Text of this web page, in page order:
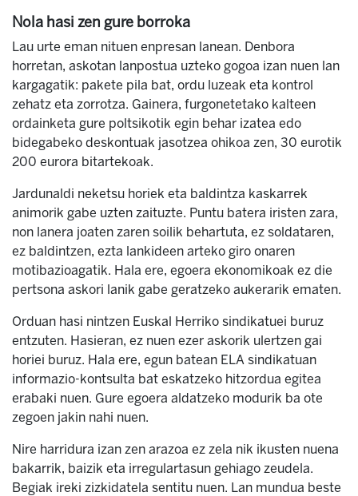
Nola hasi zen gure borroka
Lau urte eman nituen enpresan lanean. Denbora
horretan, askotan lanpostua uzteko gogoa izan nuen lan
kargagatik: pakete pila bat, ordu luzeak eta kontrol
zehatz eta zorrotza. Gainera, furgonetetako kalteen
ordainketa gure poltsikotik egin behar izatea edo
bidegabeko deskontuak jasotzea ohikoa zen, 30 eurotik
200 eurora bitartekoak.
Jardunaldi neketsu horiek eta baldintza kaskarrek
animorik gabe uzten zaituzte. Puntu batera iristen zara,
non lanera joaten zaren soilik behartuta, ez soldataren,
ez baldintzen, ezta lankideen arteko giro onaren
motibazioagatik. Hala ere, egoera ekonomikoak ez die
pertsona askori lanik gabe geratzeko aukerarik ematen.
Orduan hasi nintzen Euskal Herriko sindikatuei buruz
entzuten. Hasieran, ez nuen ezer askorik ulertzen gai
horiei buruz. Hala ere, egun batean ELA sindikatuan
informazio-kontsulta bat eskatzeko hitzordua egitea
erabaki nuen. Gure egoera aldatzeko modurik ba ote
zegoen jakin nahi nuen.
Nire harridura izan zen arazoa ez zela nik ikusten nuena
bakarrik, baizik eta irregulartasun gehiago zeudela.
Begiak ireki zizkidatela sentitu nuen. Lan mundua beste